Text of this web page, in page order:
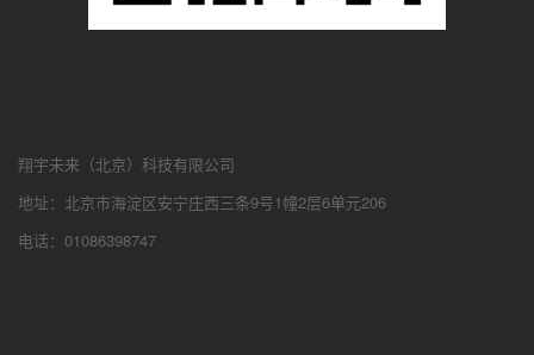
翔宇未来（北京）科技有限公司
地址：北京市海淀区安宁庄西三条9号1幢2层6单元206
电话：01086398747